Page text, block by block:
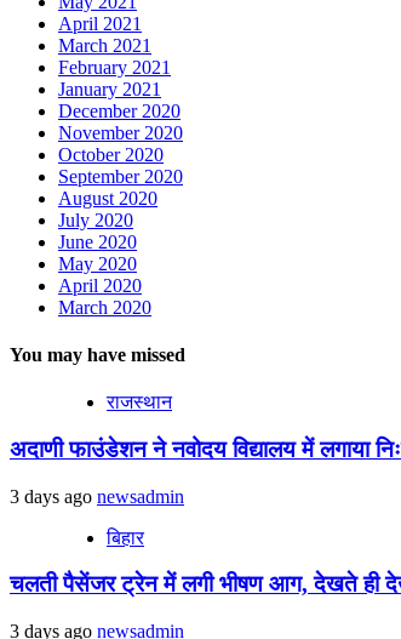
April 2021
March 2021
February 2021
January 2021
December 2020
November 2020
October 2020
September 2020
August 2020
July 2020
June 2020
May 2020
April 2020
March 2020
You may have missed
राजस्थान
अदाणी फाउंडेशन ने नवोदय विद्यालय में लगाया
3 days ago newsadmin
बिहार
चलती पैसेंजर ट्रेन में लगी भीषण आग, देखते ही
3 days ago newsadmin